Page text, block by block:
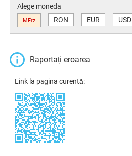
Alege moneda
MFrz RON EUR USD
Raportați eroarea
Link la pagina curentă: